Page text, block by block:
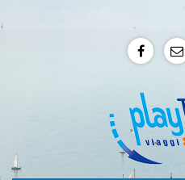
f e